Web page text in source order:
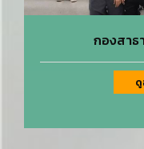
กองสา